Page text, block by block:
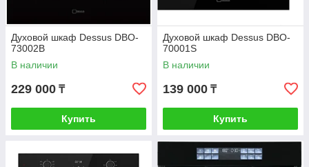
Духовой шкаф Dessus DBO-
73002B
В наличии
229 000 ₸
Купить
Духовой шкаф Dessus DBO-
70001S
В наличии
139 000 ₸
Купить